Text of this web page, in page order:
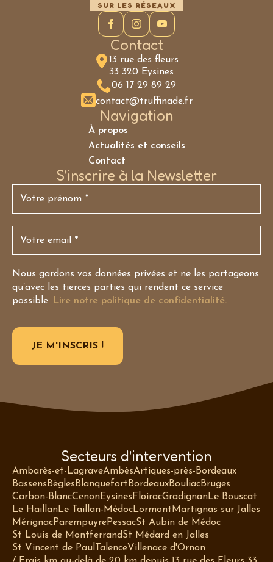
SUR LES RÉSEAUX
Contact
13 rue des fleurs
33 320 Eysines
06 17 29 89 29
contact@truffinade.fr
Navigation
À propos
Actualités et conseils
Contact
S'inscrire à la Newsletter
Nous gardons vos données privées et ne les partageons
qu’avec les tierces parties qui rendent ce service
possible.
Lire notre politique de confidentialité.
Secteurs d'intervention
Ambarès-et-LagraveAmbèsArtiques-près-Bordeaux
Bassens Bègles Blanquefort BordeauxBouliacBruges
Carbon-BlancCenonEysines FloiracGradignanLe Bouscat
Le HaillanLe Taillan-MédocLormont Martignas sur Jalles
MérignacParempuyrePessacSt Aubin de Médoc
St Louis de MontferrandSt Médard en Jalles
St Vincent de Paul
TalenceVillenace d'Ornon